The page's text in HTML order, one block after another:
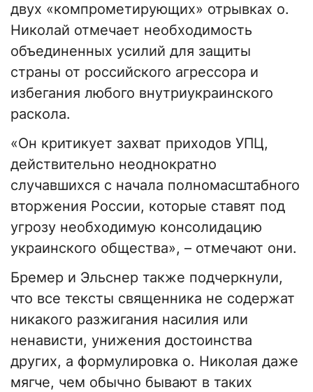
двух «компрометирующих» отрывках о.
Николай отмечает необходимость
объединенных усилий для защиты
страны от российского агрессора и
избегания любого внутриукраинского
раскола.
«Он критикует захват приходов УПЦ,
действительно неоднократно
случавшихся с начала полномасштабного
вторжения России, которые ставят под
угрозу необходимую консолидацию
украинского общества», – отмечают они.
Бремер и Эльснер также подчеркнули,
что все тексты священника не содержат
никакого разжигания насилия или
ненависти, унижения достоинства
других, а формулировка о. Николая даже
мягче, чем обычно бывают в таких